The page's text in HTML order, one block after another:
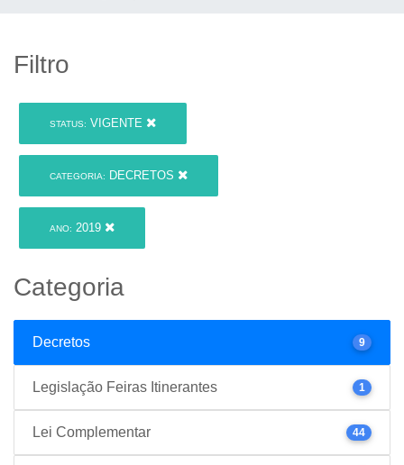
Filtro
STATUS: VIGENTE
CATEGORIA: DECRETOS
ANO: 2019
Categoria
Decretos 9
Legislação Feiras Itinerantes 1
Lei Complementar 44